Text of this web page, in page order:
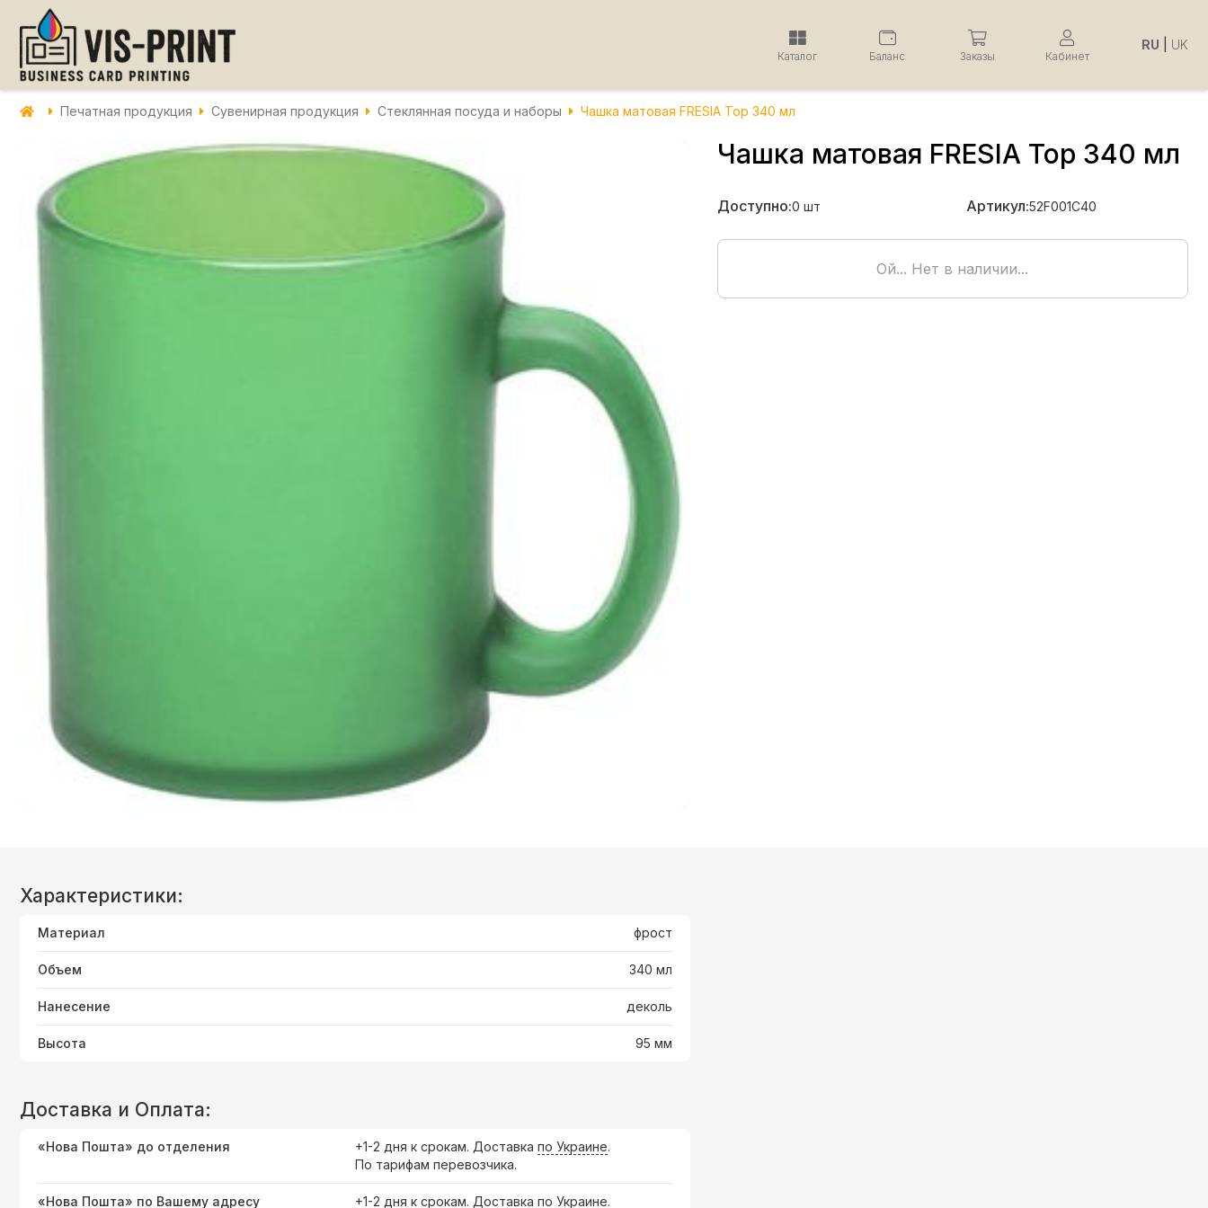
Каталог Баланс Заказы Кабинет
RU UK
Печатная продукция Сувенирная продукция Стеклянная посуда и наборы Чашка матовая FRESIA Top 340 мл
Чашка матовая FRESIA Top 340 мл
Доступно:0 шт Артикул:52F001C40
Ой... Нет в наличии...
Характеристики:
Материал фрост
Объем 340 мл
Нанесение деколь
Высота 95 мм
Доставка и Оплата:
«Нова Пошта» до отделения +1-2 дня к срокам. Доставка по Украине.
По тарифам перевозчика.
«Нова Пошта» по Вашему адресу +1-2 дня к срокам. Доставка по Украине.